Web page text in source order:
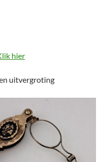
hier
uitvergroting